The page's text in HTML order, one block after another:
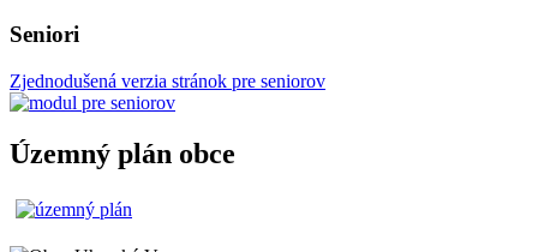
Seniori
Zjednodušená verzia stránok pre seniorov
Územný plán obce